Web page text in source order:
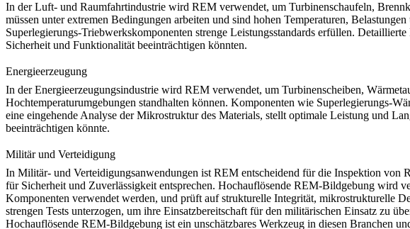
In derLuft- und Raumfahrtindustrie wird REM verwendet, um Turbinenschaufeln,
müssen unter extremen Bedingungen arbeiten und sind hohen Temperaturen,
Superlegierungs-Triebwerkskomponenten strenge Leistungsstandards erfüllen.
Sicherheit und Funktionalität beeinträchtigen könnten.
Energieerzeugung
In derEnergieerzeugungsindustrie wird REM verwendet, um Turbinenscheiben,
Hochtemperaturumgebungen standhalten können. Komponenten wie Superlegierungs-
eine eingehende Analyse der Mikrostruktur des Materials, stellt optimale Leistung und
beeinträchtigen könnte.
Militär und Verteidigung
In Militär- und Verteidigungsanwendungen ist REM entscheidend für die Inspektion von
für Sicherheit und Zuverlässigkeit entsprechen. Hochauflösende REM-Bildgebung wird
Komponenten verwendet werden, und prüft auf strukturelle Integrität, mikrostrukturelle
strengen Tests unterzogen, um ihre Einsatzbereitschaft für den militärischen Einsatz zu
Hochauflösende REM-Bildgebung ist ein unschätzbares Werkzeug in diesen Branchen